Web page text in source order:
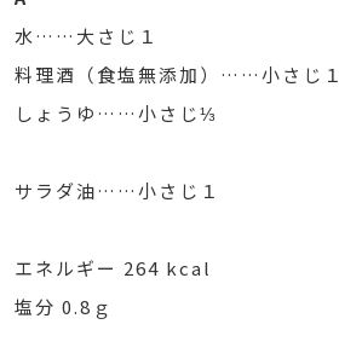
水……大さじ１
料理酒（食塩無添加）……小さじ１
しょうゆ……小さじ⅓
サラダ油……小さじ１
エネルギー 264 kcal
塩分 0.8ｇ